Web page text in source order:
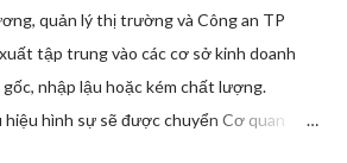
quản lý thị trường và Công an TP
tập trung vào các cơ sở kinh doanh
nhập lậu hoặc kém chất lượng.
hiệu hình sự sẽ được chuyển Cơ quan